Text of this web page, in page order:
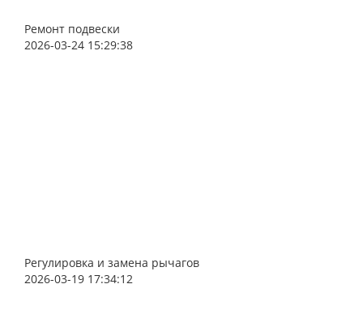
Ремонт подвески
2026-03-24 15:29:38
Регулировка и замена рычагов
2026-03-19 17:34:12